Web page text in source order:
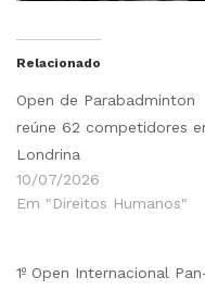
Relacionado
Open de Parabadminton
reúne 62 competidores
Londrina
10/07/2026
Em "Direitos Humanos"
1º Open Internacional